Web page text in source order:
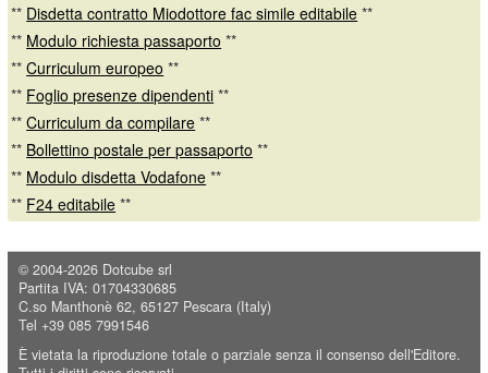
** Disdetta contratto Miodottore fac simile editabile **
** Modulo richiesta passaporto **
**Curriculum europeo **
** Foglio presenze dipendenti **
**Curriculum da compilare **
** Bollettino postale per passaporto **
** Modulo disdetta Vodafone **
** F24 editabile **
© 2004-2026 Dotcube srl
Partita IVA: 01704330685
C.so Manthonè 62, 65127 Pescara (Italy)
Tel +39 085 7991546
È vietata la riproduzione totale o parziale senza il consenso dell'Editore.